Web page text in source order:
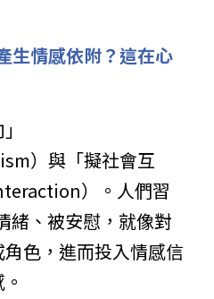
生情感依附？這在心
）與「擬社會互
）。人們習
緒、被安慰，就像對
色，進而投入情感信